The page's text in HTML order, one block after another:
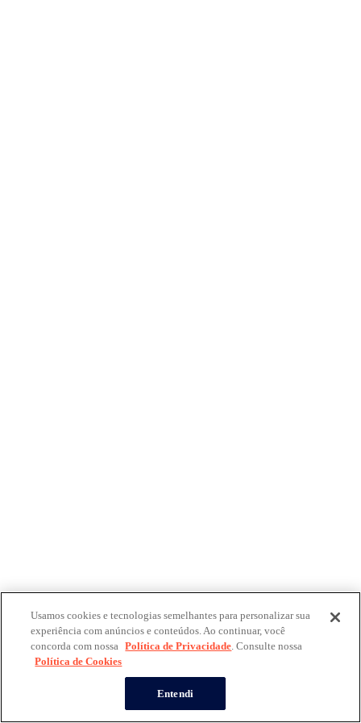
Usamos cookies e tecnologias semelhantes para personalizar sua
experiência com anúncios e conteúdos. Ao continuar, você
concorda com nossa Política de Privacidade. Consulte nossa
Política de Cookies
Entendi